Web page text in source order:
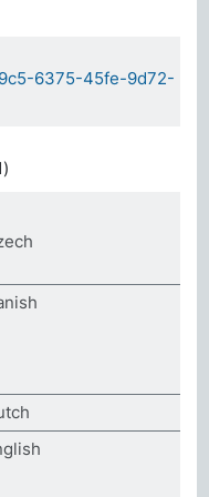
6375-45fe-9d72-